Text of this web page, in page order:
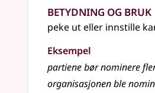
Betydning og bruk
peke ut eller innstille
Eksempel
partiene børnominere
organisasjonen ble